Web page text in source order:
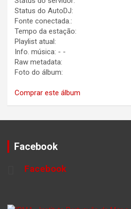
Status do AutoDJ:
Fonte conectada.:
Tempo da estação:
Playlist atual:
Info. música: - -
Raw metadata:
Foto do álbum:
Comprar este álbum
Facebook
Facebook